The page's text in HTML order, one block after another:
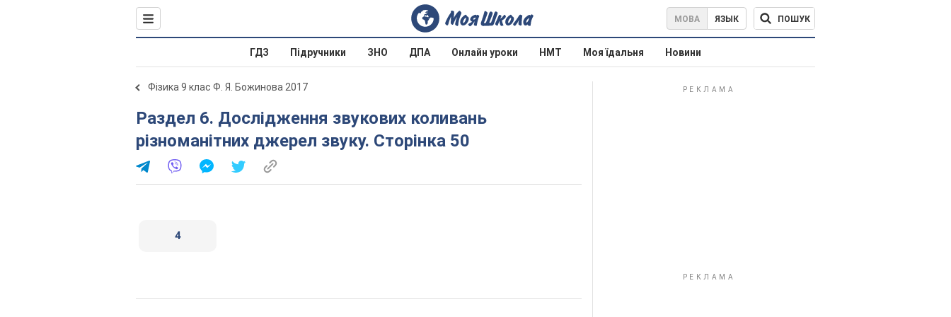
МОВА ЯЗЫК ПОШУК
ГДЗ Підручники ЗНО ДПА Онлайн уроки НМТ Моя їдальня Новини
Фізика 9 клас Ф. Я. Божинова 2017
Раздел 6. Дослідження звукових коливань
різноманітних джерел звуку. Сторінка 50
4